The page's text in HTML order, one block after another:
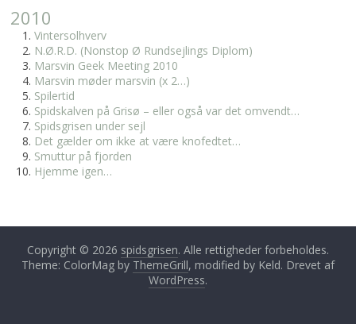
2010
Vintersolhverv
N.Ø.R.D. (Nonstop Ø Rundsejlings Diplom)
Marsvin Geek Meeting 2010
Marsvin møder marsvin (x 2…)
Spilertid
Spidskalven på Grisø – eller også var det omvendt…
Spidsgrisen under sejl
Det gælder om ikke at være knofedtet…
Smuttur på fjorden
Hjemme igen…
Copyright © 2026 spidsgrisen. Alle rettigheder forbeholdes.
Theme: ColorMag by ThemeGrill, modified by Keld. Drevet af
WordPress.